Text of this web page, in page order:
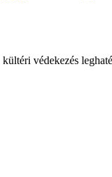
védekezés